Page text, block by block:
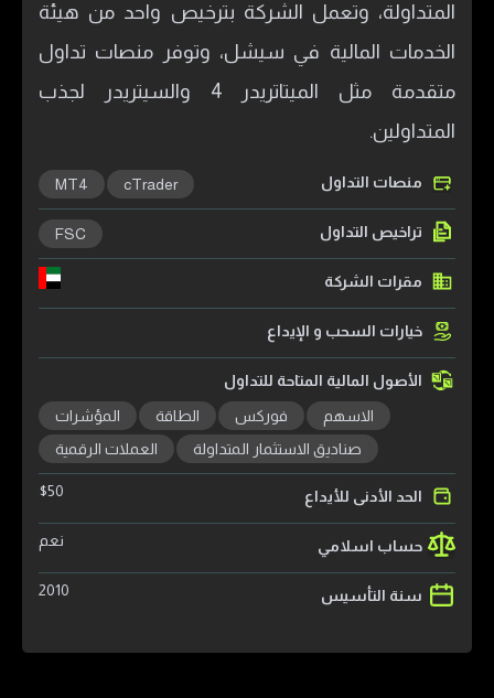
المتداولة، وتعمل الشركة بترخيص واحد من هيئة
الخدمات المالية في سيشل، وتوفر منصات تداول
متقدمة مثل الميتاتريدر 4 والسيتريدر لجذب
المتداولين.
منصات التداول cTrader
MT4
تراخيص التداول FSC
مقرات الشركة
خيارات السحب و الإيداع
الأصول المالية المتاحة للتداول
الاسهم فوركس الطاقة
المؤشرات
صناديق الاستثمار المتداولة
العملات الرقمية
الحد الأدنى للأيداع $50
حساب اسلامي نعم
سنة التأسيس 2010